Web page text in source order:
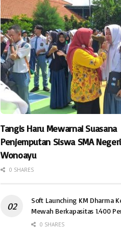
Tangis Haru Mewarnai Suasana
Penjemputan Siswa SMA
Wonoayu
0 SHARES
Soft Launching KM Dharma
Mewah Berkapasitas 1.400
0 SHARES